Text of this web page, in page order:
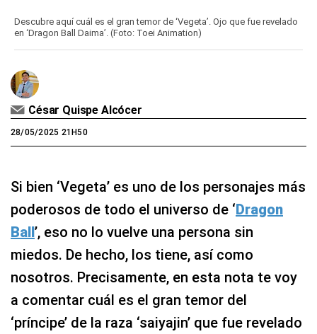
Descubre aquí cuál es el gran temor de ‘Vegeta’. Ojo que fue revelado
en ‘Dragon Ball Daima’. (Foto: Toei Animation)
César Quispe Alcócer
28/05/2025 21H50
Si bien ‘Vegeta’ es uno de los personajes más
poderosos de todo el universo de ‘Dragon
Ball’, eso no lo vuelve una persona sin
miedos. De hecho, los tiene, así como
nosotros. Precisamente, en esta nota te voy
a comentar cuál es el gran temor del
‘príncipe’ de la raza ‘saiyajin’ que fue revelado